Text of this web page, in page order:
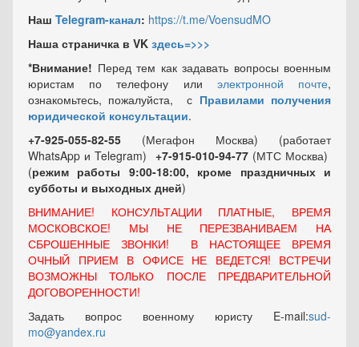
Наш Telegram-канал: https://t.me/VoensudMO
Наша страничка в VK здесь=>>>
*Внимание! Перед тем как задавать вопросы военным
юристам по телефону или электронной почте,
ознакомьтесь, пожалуйста, с Правилами получения
юридической консультации.
+7-925-055-82-55 (Мегафон Москва) (работает
WhatsApp и Telegram) +7-915-010-94-77 (МТС Москва)
(режим работы 9:00-18:00, кроме праздничных и
субботы и выходных дней)
ВНИМАНИЕ! КОНСУЛЬТАЦИИ ПЛАТНЫЕ, ВРЕМЯ
МОСКОВСКОЕ! МЫ НЕ ПЕРЕЗВАНИВАЕМ НА
СБРОШЕННЫЕ ЗВОНКИ! В НАСТОЯЩЕЕ ВРЕМЯ
ОЧНЫЙ ПРИЕМ В ОФИСЕ НЕ ВЕДЕТСЯ! ВСТРЕЧИ
ВОЗМОЖНЫ ТОЛЬКО ПОСЛЕ ПРЕДВАРИТЕЛЬНОЙ
ДОГОВОРЕННОСТИ!
Задать вопрос военному юристу E-mail:sud-
mo@yandex.ru